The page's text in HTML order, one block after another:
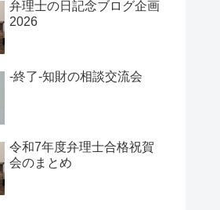
弁理士の日記念ブログ企画
2026
-終了-知財の相談交流会
令和7年度弁理士合格祝賀
会のまとめ